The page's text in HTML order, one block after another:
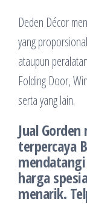
Deden Décor
yang
ataupun
Folding Door,
serta yang lain.
Jual
terpercaya
harga
menarik.